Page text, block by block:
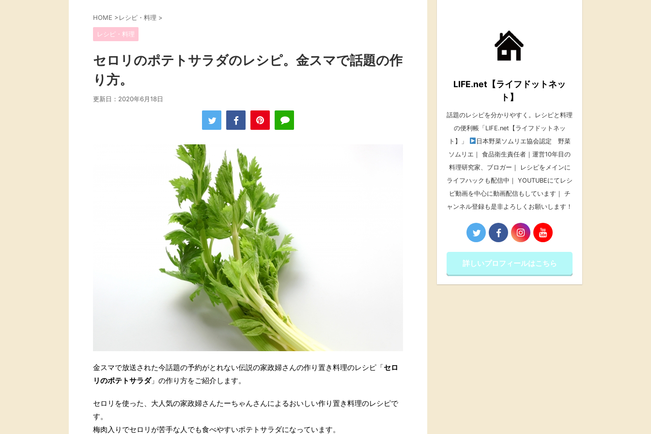
HOME >レシピ・料理 >
レシピ・料理
セロリのポテトサラダのレシピ。金スマで話題の作
り方。
更新日： 2020年6月18日
金スマで放送された今話題の予約がとれない伝説の家政婦さんの作り置き料理のレシピ「セロ
リのポテトサラダ」の作り方をご紹介します。
セロリを使った、大人気の家政婦さんたーちゃんさんによるおいしい作り置き料理のレシピで
す。
梅肉入りでセロリが苦手な人でも食べやすいポテトサラダになっています。
LIFE.net【ライフドットネッ
ト】
話題のレシピを分かりやすく。レシピと料理
の便利帳「LIFE.net【ライフドットネッ
ト】」
日本野菜ソムリエ協会認定 野菜
ソムリエ｜ 食品衛生責任者｜運営10年目の
料理研究家、ブロガー｜ レシピをメインに
ライフハックも配信中｜ YOUTUBEにてレシ
ピ動画を中心に動画配信もしています｜ チ
ャンネル登録も是非よろしくお願いします！
詳しいプロフィールはこちら